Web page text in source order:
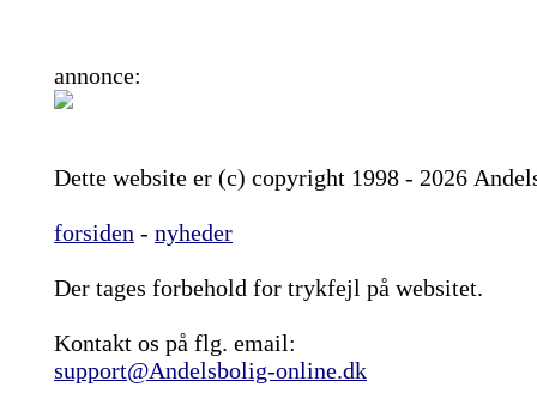
annonce:
Dette website er (c) copyright 1998 - 2026
forsiden - nyheder
Der tages forbehold for trykfejl på websitet.
Kontakt os på flg. email:
support@Andelsbolig-online.dk